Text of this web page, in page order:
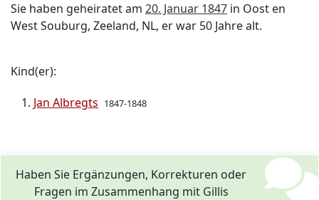
Sie haben geheiratet am 20. Januar 1847 in Oost en
West Souburg, Zeeland, NL, er war 50 Jahre alt.
Kind(er):
Jan Albregts 1847-1848
Haben Sie Ergänzungen, Korrekturen oder
Fragen im Zusammenhang mit Gillis